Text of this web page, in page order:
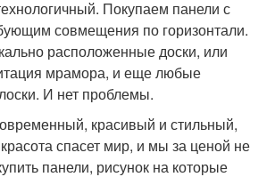
Покупаем панели с
совмещения по горизонтали.
расположенные доски, или
мрамора, и еще любые
И нет проблемы.
красивый и стильный,
красота спасет мир, и мы за ценой не
панели, рисунок на которые